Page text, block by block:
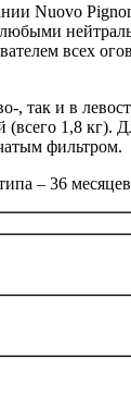
Nuovo
всех
, так и в
1,8 кг).
фильтром.
– 36